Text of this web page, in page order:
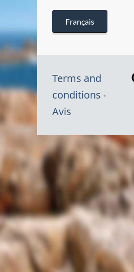
Français
Terms and
conditions
Avis